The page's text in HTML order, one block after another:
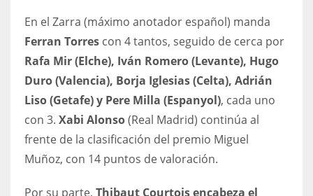
En el Zarra (máximo anotador español) manda
Ferran Torres con 4 tantos, seguido de cerca por
Rafa Mir (Elche), Iván Romero (Levante), Hugo
Duro (Valencia), Borja Iglesias (Celta), Adrián
Liso (Getafe) y Pere Milla (Espanyol), cada uno
con 3. Xabi Alonso(Real Madrid) continúa al
frente de la clasificación del premio Miguel
Muñoz, con 14 puntos de valoración.
Por su parte, Thibaut Courtois encabeza el